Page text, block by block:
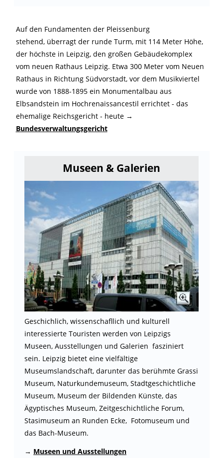
Auf den Fundamenten der Pleissenburg
stehend, überragt der runde Turm, mit 114 Meter Höhe,
der höchste in Leipzig, den großen Gebäudekomplex
vom neuen Rathaus Leipzig. Etwa 300 Meter vom Neuen
Rathaus in Richtung Südvorstadt, vor dem Musikviertel
wurde von 1888-1895 ein Monumentalbau aus
Elbsandstein im Hochrenaissancestil errichtet - das
ehemalige Reichsgericht - heute →
Bundesverwaltungsgericht
Museen & Galerien
Geschichlich, wissenschafllich und kulturell
interessierte Touristen werden von Leipzigs
Museen, Ausstellungen und Galerien fasziniert
sein. Leipzig bietet eine vielfältige
Museumslandschaft, darunter das berühmte Grassi
Museum, Naturkundemuseum, Stadtgeschichtliche
Museum, Museum der Bildenden Künste, das
Ägyptisches Museum, Zeitgeschichtliche Forum,
Stasimuseum an Runden Ecke, Fotomuseum und
das Bach-Museum.
→ Museen und Ausstellungen